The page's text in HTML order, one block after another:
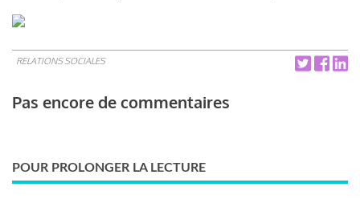
RELATIONS SOCIALES
Pas encore de commentaires
POUR PROLONGER LA LECTURE